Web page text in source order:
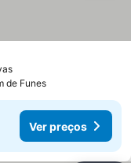
Ver preços
de Funes
Ver preços